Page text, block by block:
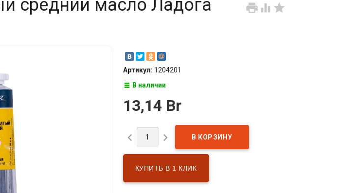
  
средний масло Ладога
Артикул: 1204201
В наличии
13,14 Br
 
КУПИТЬ В 1 КЛИК